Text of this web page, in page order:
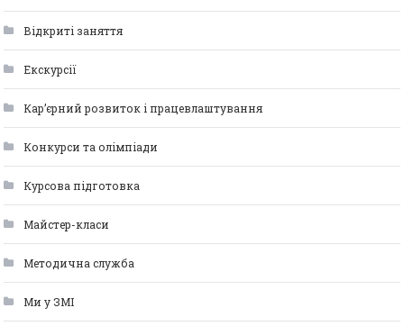
Відкриті заняття
Екскурсії
Кар’єрний розвиток і працевлаштування
Конкурси та олімпіади
Курсова підготовка
Майстер-класи
Методична служба
Ми у ЗМІ